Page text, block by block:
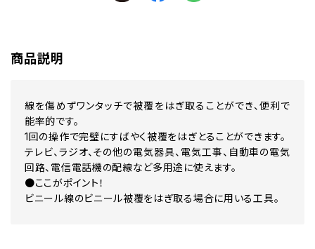
商品説明
線を傷めずワンタッチで被覆をはぎ取ることができ、便利で
能率的です。
1回の操作で完璧にすばやく被覆をはぎとることができます。
テレビ、ラジオ、その他の電気器具、電気工事、自動車の電気
回路、電信電話機の配線など多用途に使えます。
●ここがポイント！
ビニール線のビニール被覆をはぎ取る場合に用いる工具。